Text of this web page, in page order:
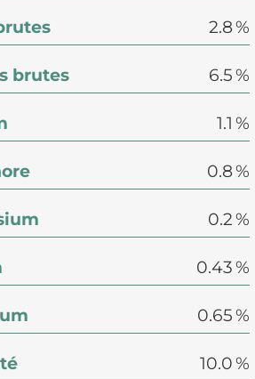
2.8 %
brutes 6.5 %
1.1 %
0.8 %
0.2 %
0.43 %
0.65 %
10.0 %